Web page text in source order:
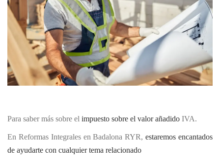
Para saber más sobre el impuesto sobre el valor añadido IVA.
En Reformas Integrales en Badalona RYR,estaremos encantados
de ayudarte con cualquier tema relacionado